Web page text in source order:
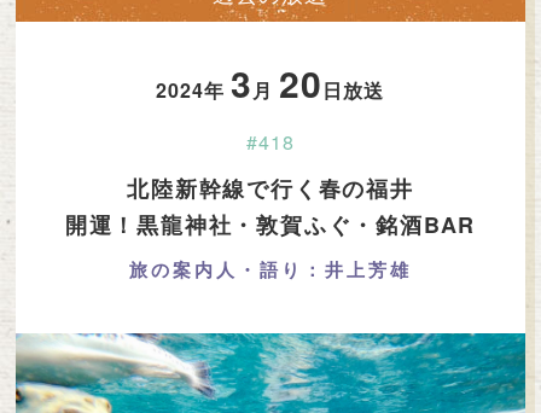
2024年 3月 20日放送
#418
北陸新幹線で行く春の福井
開運！黒龍神社・敦賀ふぐ・銘酒BAR
旅の案内人・語り：井上芳雄